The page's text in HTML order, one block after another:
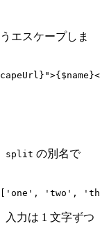
エスケープしま
split の別名で
入力は 1 文字ずつ